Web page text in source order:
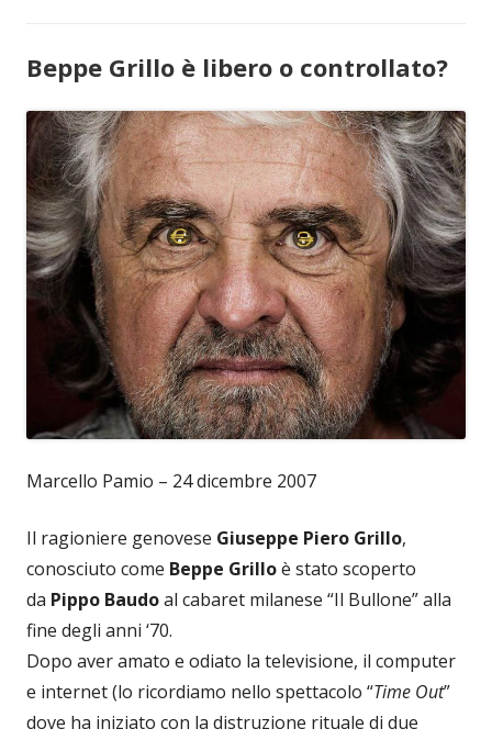
Beppe Grillo è libero o controllato?
Marcello Pamio – 24 dicembre 2007
Il ragioniere genovese Giuseppe Piero Grillo,
conosciuto come Beppe Grilloè stato scoperto
da Pippo Baudoal cabaret milanese “Il Bullone” alla
fine degli anni ‘70.
Dopo aver amato e odiato la televisione, il computer
e internet (lo ricordiamo nello spettacolo “Time Out”
dove ha iniziato con la distruzione rituale di due